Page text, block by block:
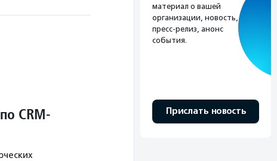
CRM-
материал о вашей
организации, новость,
пресс-релиз, анонс
события.
Прислать новость